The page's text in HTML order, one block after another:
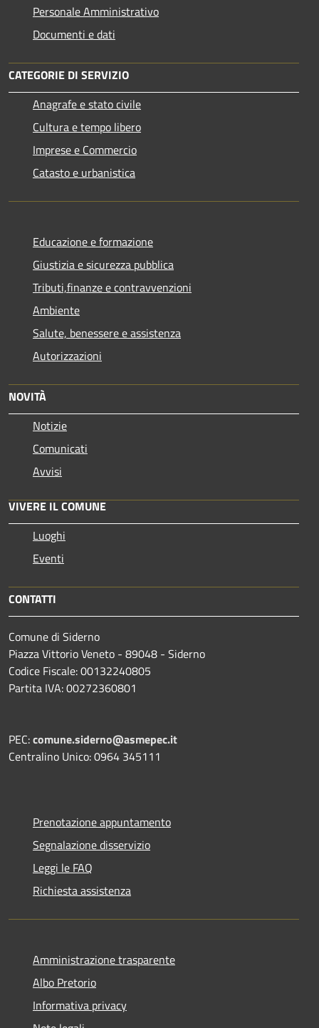
Personale Amministrativo
Documenti e dati
CATEGORIE DI SERVIZIO
Anagrafe e stato civile
Cultura e tempo libero
Imprese e Commercio
Catasto e urbanistica
Educazione e formazione
Giustizia e sicurezza pubblica
Tributi,finanze e contravvenzioni
Ambiente
Salute, benessere e assistenza
Autorizzazioni
NOVITÀ
Notizie
Comunicati
Avvisi
VIVERE IL COMUNE
Luoghi
Eventi
CONTATTI
Comune di Siderno
Piazza Vittorio Veneto - 89048 - Siderno
Codice Fiscale: 00132240805
Partita IVA: 00272360801
PEC:comune.siderno@asmepec.it
Centralino Unico: 0964 345111
Prenotazione appuntamento
Segnalazione disservizio
Leggi le FAQ
Richiesta assistenza
Amministrazione trasparente
Albo Pretorio
Informativa privacy